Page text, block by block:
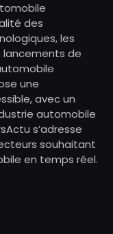
des
les
lancements de
une
avec un
automobile
s’adresse
souhaitant
en temps réel.